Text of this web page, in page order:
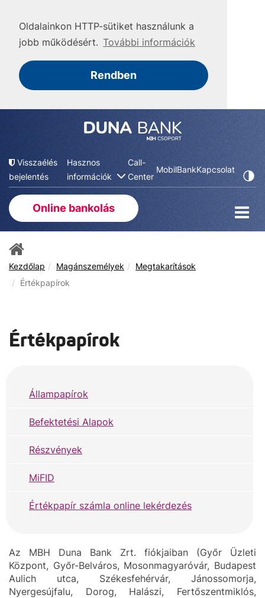
Oldalainkon HTTP-sütiket használunk a
jobb működésért. További információk
Rendben
Visszaélés
bejelentés
Hasznos
információk
Call-
Center
MobilBankKapcsolat
Online bankolás
Kezdőlap Magánszemélyek
Megtakarítások
Értékpapírok
Értékpapírok
Állampapírok
Befektetési Alapok
Részvények
MiFID
Értékpapír számla online lekérdezés
Az MBH Duna Bank Zrt. fiókjaiban (Győr Üzleti
Központ, Győr-Belváros, Mosonmagyaróvár, Budapest
Aulich utca, Székesfehérvár, Jánossomorja,
Nyergesújfalu, Dorog, Halászi, Fertőszentmiklós,